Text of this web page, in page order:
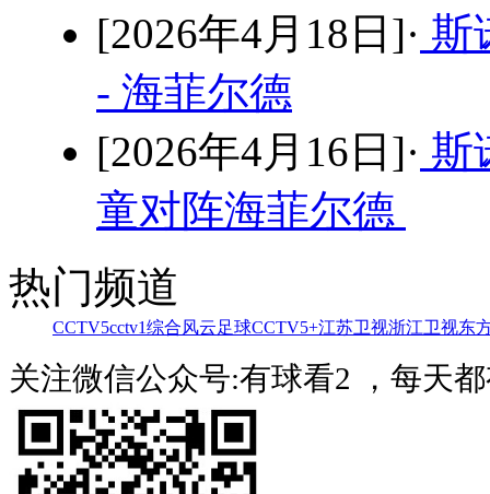
[2026年4月18日]· 斯
- 海菲尔德
[2026年4月16日]· 斯
童对阵海菲尔德
热门频道
CCTV5cctv1综合风云足球CCTV5+江苏卫视浙江卫视东
关注微信公众号:有球看2 ，每天